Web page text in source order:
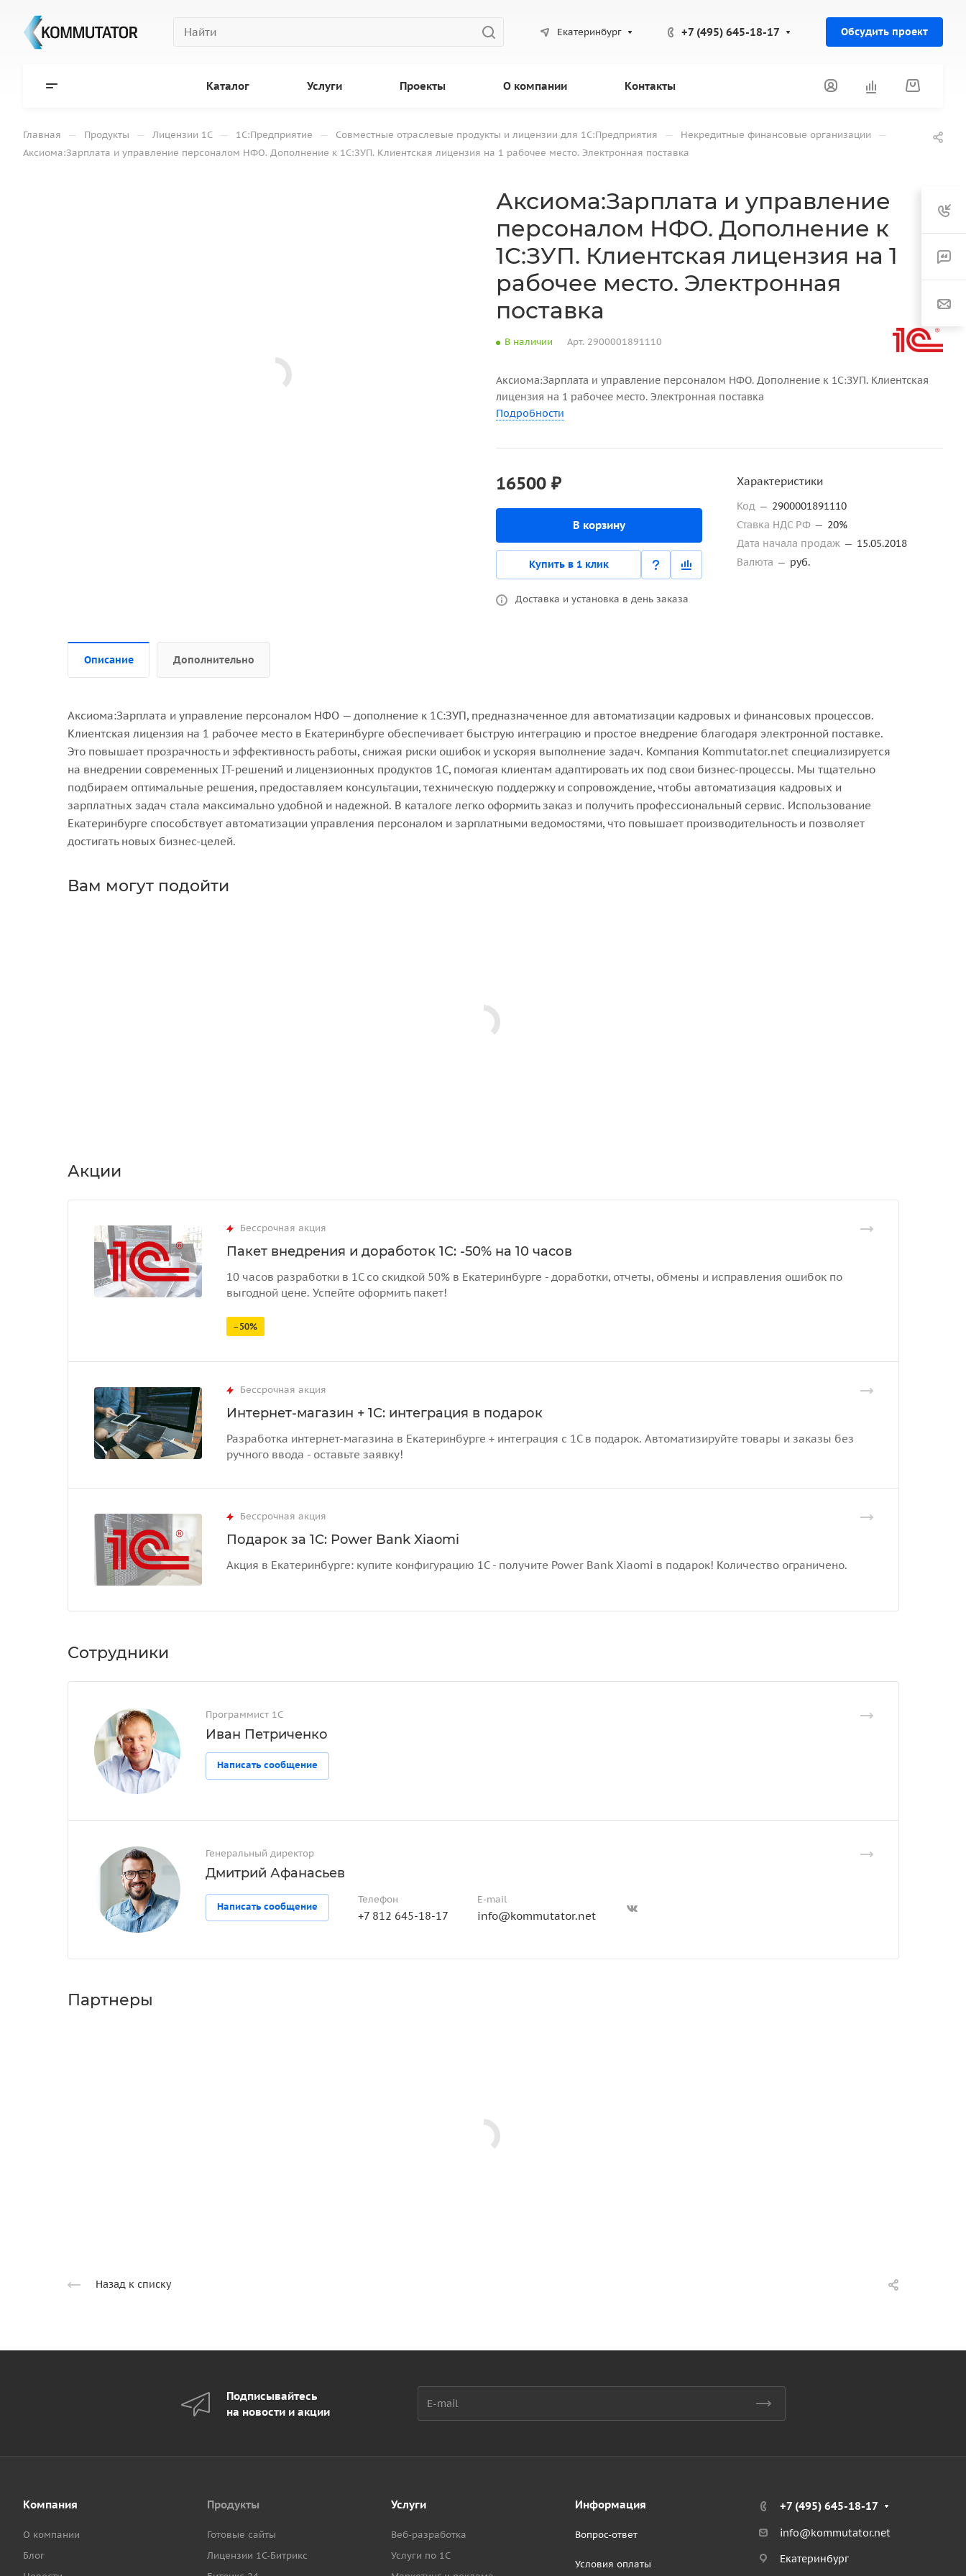
Екатеринбург +7 (495) 645-18-17 Обсудить проект
Каталог Услуги Проекты О компании Контакты
Главная — Продукты — Лицензии 1С — 1С:Предприятие — Совместные отраслевые продукты и лицензии для 1С:Предприятия — Некредитные финансовые организации —
Аксиома:Зарплата и управление персоналом НФО. Дополнение к 1С:ЗУП. Клиентская лицензия на 1 рабочее место. Электронная поставка
Аксиома:Зарплата и управление
персоналом НФО. Дополнение к
1С:ЗУП. Клиентская лицензия на 1
рабочее место. Электронная
поставка
В наличии Арт. 2900001891110
Аксиома:Зарплата и управление персоналом НФО. Дополнение к 1С:ЗУП. Клиентская
лицензия на 1 рабочее место. Электронная поставка
Подробности
16500 ₽
В корзину
Купить в 1 клик
Доставка и установка в день заказа
Характеристики
Код — 2900001891110
Ставка НДС РФ — 20%
Дата начала продаж — 15.05.2018
Валюта — руб.
Описание Дополнительно
Аксиома:Зарплата и управление персоналом НФО — дополнение к 1С:ЗУП, предназначенное для автоматизации кадровых и финансовых процессов.
Клиентская лицензия на 1 рабочее место в Екатеринбурге обеспечивает быструю интеграцию и простое внедрение благодаря электронной поставке.
Это повышает прозрачность и эффективность работы, снижая риски ошибок и ускоряя выполнение задач. Компания Kommutator.net специализируется
на внедрении современных IT-решений и лицензионных продуктов 1С, помогая клиентам адаптировать их под свои бизнес-процессы. Мы тщательно
подбираем оптимальные решения, предоставляем консультации, техническую поддержку и сопровождение, чтобы автоматизация кадровых и
зарплатных задач стала максимально удобной и надежной. В каталоге легко оформить заказ и получить профессиональный сервис. Использование
Екатеринбурге способствует автоматизации управления персоналом и зарплатными ведомостями, что повышает производительность и позволяет
достигать новых бизнес-целей.
Вам могут подойти
Акции
Бессрочная акция
Пакет внедрения и доработок 1С: -50% на 10 часов
10 часов разработки в 1С со скидкой 50% в Екатеринбурге - доработки, отчеты, обмены и исправления ошибок по
выгодной цене. Успейте оформить пакет!
–50%
Бессрочная акция
Интернет-магазин + 1С: интеграция в подарок
Разработка интернет-магазина в Екатеринбурге + интеграция с 1С в подарок. Автоматизируйте товары и заказы без
ручного ввода - оставьте заявку!
Бессрочная акция
Подарок за 1С: Power Bank Xiaomi
Акция в Екатеринбурге: купите конфигурацию 1С - получите Power Bank Xiaomi в подарок! Количество ограничено.
Сотрудники
Программист 1С
Иван Петриченко
Написать сообщение
Генеральный директор
Дмитрий Афанасьев
Написать сообщение
Телефон
+7 812 645-18-17
E-mail
info@kommutator.net
Партнеры
Назад к списку
Подписывайтесь
на новости и акции
Компания
О компании
Блог
Продукты
Готовые сайты
Лицензии 1С-Битрикс
Услуги
Веб-разработка
Услуги по 1С
Информация
Вопрос-ответ
Условия оплаты
+7 (495) 645-18-17
info@kommutator.net
Екатеринбург